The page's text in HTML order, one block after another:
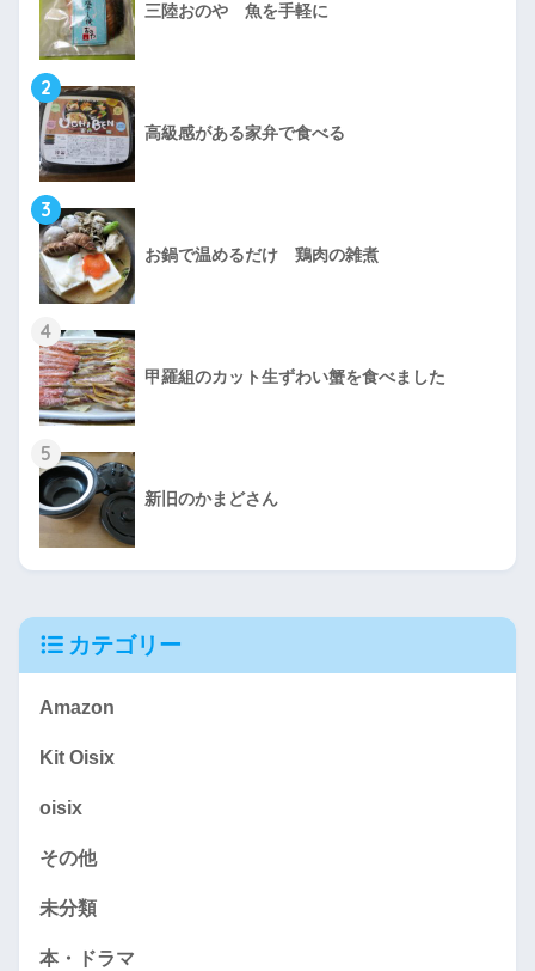
三陸おのや 魚を手軽に
2
高級感がある家弁で食べる
3
お鍋で温めるだけ 鶏肉の雑煮
4
甲羅組のカット生ずわい蟹を食べました
5
新旧のかまどさん
カテゴリー
Amazon
Kit Oisix
oisix
その他
未分類
本・ドラマ